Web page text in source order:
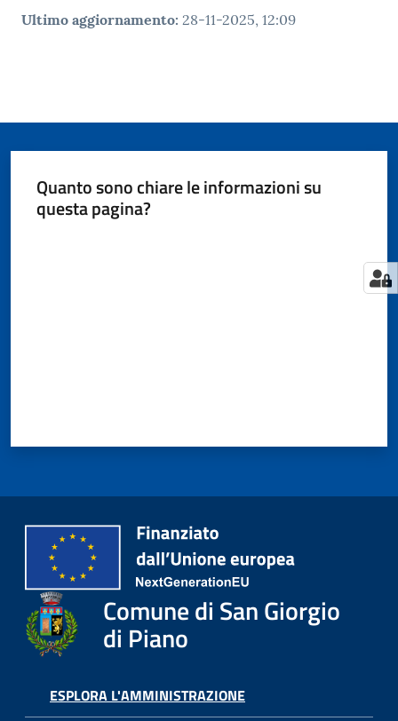
Ultimo aggiornamento: 28-11-2025, 12:09
Quanto sono chiare le informazioni su
questa pagina?
Comune di San Giorgio
di Piano
ESPLORA L'AMMINISTRAZIONE